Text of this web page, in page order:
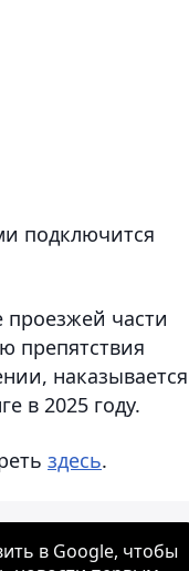
подключится
проезжей части
препятствия
наказывается
в 2025 году.
здесь.
в Google, чтобы